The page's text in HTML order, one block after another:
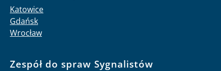
Katowice
Gdańsk
Wrocław
Zespół do spraw Sygnalistów